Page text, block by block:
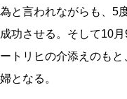
と言われながらも、5
功させる。そして10
トリヒの介添えのもと
となる。